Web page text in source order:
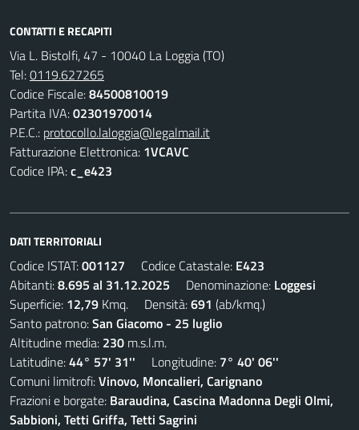
CONTATTI E RECAPITI
Via L. Bistolfi, 47 - 10040 La Loggia (TO)
Tel:0119.627265
Codice Fiscale:84500810019
Partita IVA:02301970014
P.E.C.: protocollo.laloggia@legalmail.it
Fatturazione Elettronica: 1VCAVC
Codice IPA:c_e423
DATI TERRITORIALI
Codice ISTAT:001127 Codice Catastale: E423
Abitanti:8.695 al 31.12.2025 Denominazione: Loggesi
Superficie: 12,79 Kmq. Densità:691 (ab/kmq.)
Santo patrono:San Giacomo - 25 luglio
Altitudine media: 230 m.s.l.m.
Latitudine:44° 57' 31'' Longitudine: 7° 40' 06''
Comuni limitrofi:Vinovo, Moncalieri, Carignano
Frazioni e borgate: Baraudina, Cascina Madonna Degli Olmi,
Sabbioni, Tetti Griffa, Tetti Sagrini